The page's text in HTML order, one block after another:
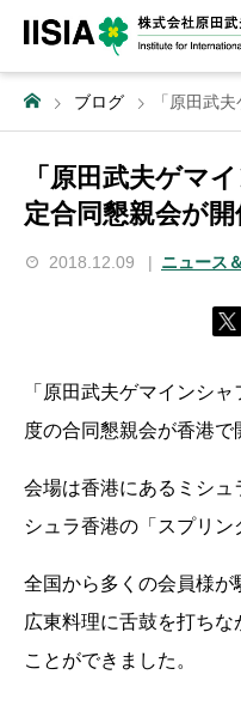
ブログ 「原田武夫ゲマ
「原田武夫ゲマ
定合同懇親会が
2018.12.09 ニュース
「原田武夫ゲマインシ
度の合同懇親会が香港で
会場は香港にあるミシ
シュラ香港の「スプリン
全国から多くの会員様
広東料理に舌鼓を打ちな
ことができました。